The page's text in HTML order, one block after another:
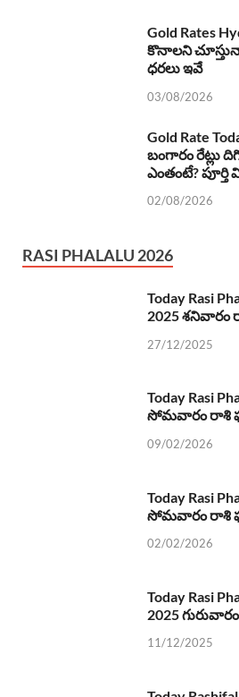
Gold Rates
కొనాలని
ధరలు ఇవే
03/08/2026
Gold Rate
బంగారం రేట్లు
ఎంతంటే? పూర్తి
02/08/2026
RASI PHALALU 2026
Today Rasi
2025 శనివారం
27/12/2025
Today Rasi
సోమవారం రాశి
09/02/2026
Today Rasi
సోమవారం రాశి
02/02/2026
Today Rasi
2025
11/12/2025